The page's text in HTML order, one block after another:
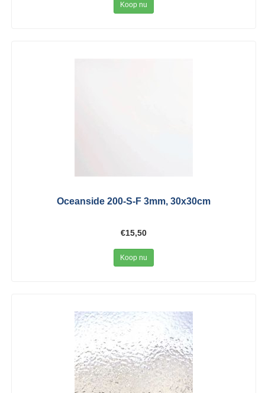
Koop nu
Oceanside 200-S-F 3mm, 30x30cm
€15,50
Koop nu